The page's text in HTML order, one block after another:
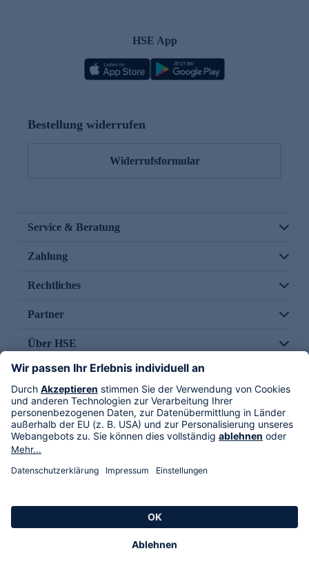
HSE App
Bestellung widerrufen
Widerrufsformular
Service & Beratung
Zahlung
Rechtliches
Partner
Über HSE
Im TV
HSE International